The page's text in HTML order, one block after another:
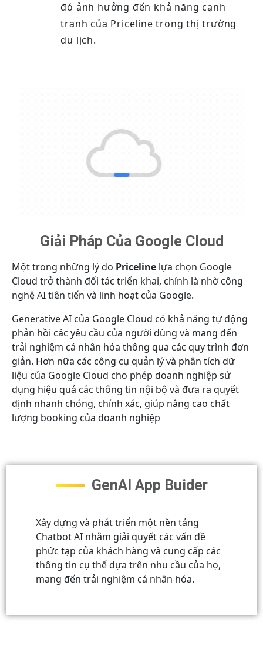
đó ảnh hưởng đến khả năng cạnh
tranh của Priceline trong thị trường
du lịch.
Giải Pháp Của Google Cloud
Một trong những lý do Priceline lựa chọn Google
Cloud trở thành đối tác triển khai, chính là nhờ công
nghệ AI tiên tiến và linh hoạt của Google.
Generative AI của Google Cloud có khả năng tự động
phản hồi các yêu cầu của người dùng và mang đến
trải nghiệm cá nhân hóa thông qua các quy trình đơn
giản. Hơn nữa các công cụ quản lý và phân tích dữ
liệu của Google Cloud cho phép doanh nghiệp sử
dụng hiệu quả các thông tin nội bộ và đưa ra quyết
định nhanh chóng, chính xác, giúp nâng cao chất
lượng booking của doanh nghiệp
GenAI App Buider
Xây dựng và phát triển một nền tảng
Chatbot AI nhằm giải quyết các vấn đề
phức tạp của khách hàng và cung cấp các
thông tin cụ thể dựa trên nhu cầu của họ,
mang đến trải nghiệm cá nhân hóa.